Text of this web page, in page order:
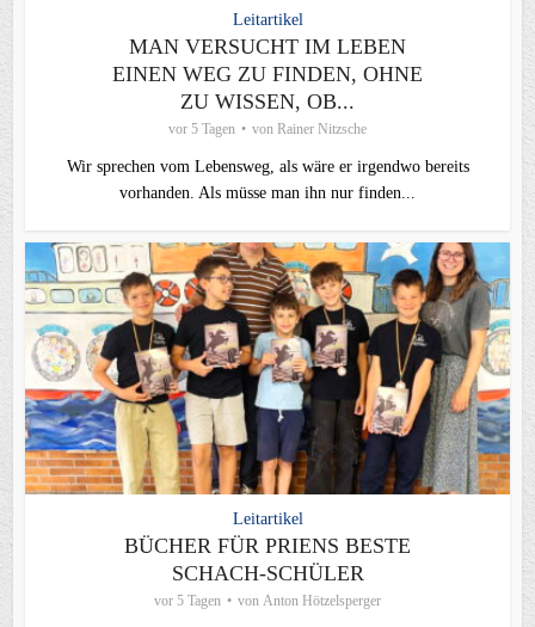
Leitartikel
MAN VERSUCHT IM LEBEN
EINEN WEG ZU FINDEN, OHNE
ZU WISSEN, OB...
vor 5 Tagen von Rainer Nitzsche
Wir sprechen vom Lebensweg, als wäre er irgendwo bereits
vorhanden. Als müsse man ihn nur finden...
Leitartikel
BÜCHER FÜR PRIENS BESTE
SCHACH-SCHÜLER
vor 5 Tagen von Anton Hötzelsperger